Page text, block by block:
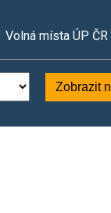
Volná místa ÚP ČR
Zobrazit